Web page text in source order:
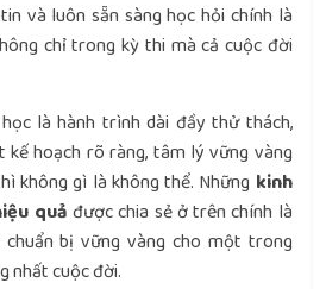
và luôn sẵn sàng học hỏi chính là
chỉ trong kỳ thi mà cả cuộc đời
là hành trình dài đầy thử thách,
kế hoạch rõ ràng, tâm lý vững vàng
không gì là không thể. Những kinh
quả được chia sẻ ở trên chính là
chuẩn bị vững vàng cho một trong
nhất cuộc đời.